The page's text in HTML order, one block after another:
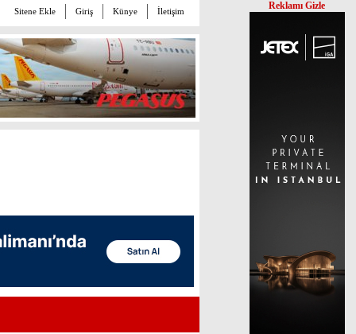
Sitene Ekle Giriş Künye İletişim Reklamı Gizle